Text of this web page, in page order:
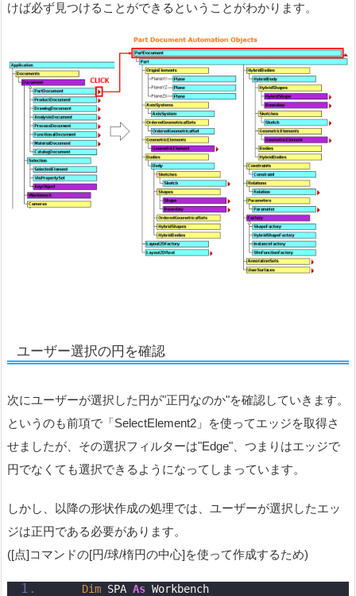
けば必ず見つけることができるということがわかります。
ユーザー選択の円を確認
次にユーザーが選択した円が"正円なのか"を確認していきます。
というのも前項で「SelectElement2」を使ってエッジを取得さ
せましたが、その選択フィルターは"Edge"、つまりはエッジで
円でなくても選択できるようになってしまっています。
しかし、以降の形状作成の処理では、ユーザーが選択したエッ
ジは正円である必要があります。
([点]コマンドの[円/球/楕円の中心]を使って作成するため)
Dim SPA As Workbench